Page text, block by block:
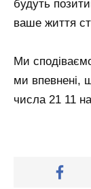
будуть
ваше життя
Ми
ми впевнені,
числа 21 11